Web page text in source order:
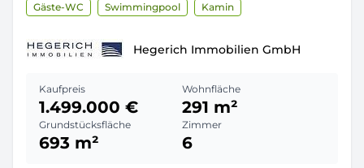
Gäste-WC
Swimmingpool Kamin
Hegerich Immobilien GmbH
Kaufpreis
1.499.000 €
Wohnfläche
291 m²
Grundstücksfläche
693 m²
Zimmer
6